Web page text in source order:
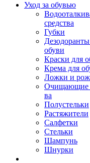
Уход за обувью
средства
Губки
обуви
Краски для
Крема для
Ложки и
Очищающие
ва
Полустельки
Растяжители
Салфетки
Стельки
Шампунь
Шнурки